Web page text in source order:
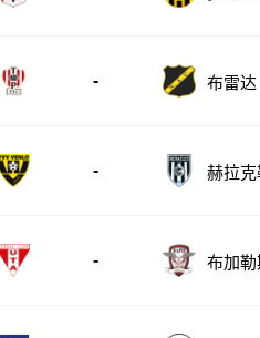
- 布雷达
- 赫拉克
- 布加